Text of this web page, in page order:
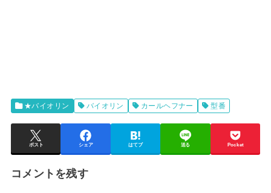
★バイオリン バイオリン カールヘフナー 型番
ポスト シェア はてブ 送る Pocket
コメントを残す